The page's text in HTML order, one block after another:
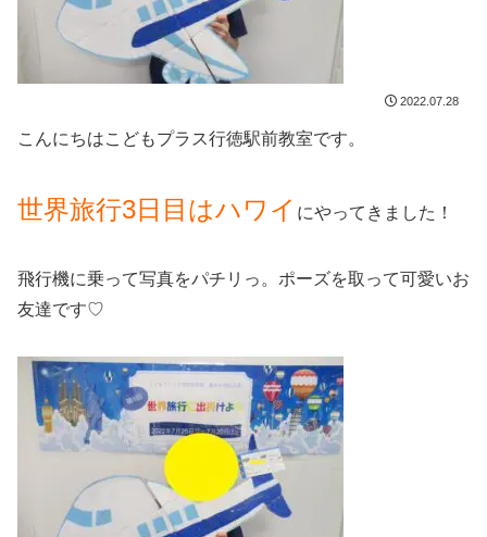
2022.07.28
こんにちはこどもプラス行徳駅前教室です。
世界旅行3日目はハワイ にやってきました！
飛行機に乗って写真をパチリっ。ポーズを取って可愛いお
友達です♡